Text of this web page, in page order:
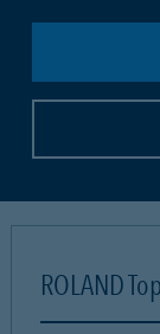
ROLAND